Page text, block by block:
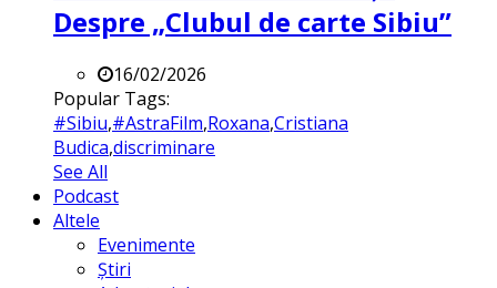
Despre „Clubul de carte Sibiu”
16/02/2026
Popular Tags:
#Sibiu,#AstraFilm,Roxana,Cristiana
Budica,discriminare
See All
Podcast
Altele
Evenimente
Știri